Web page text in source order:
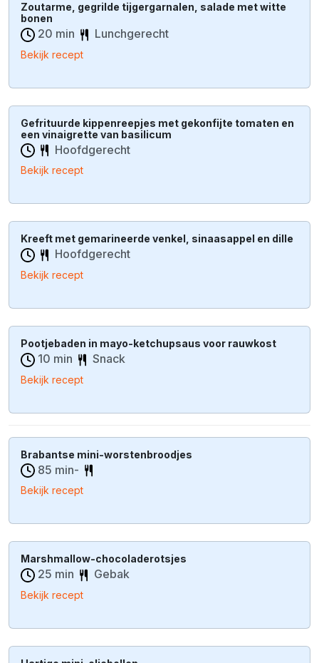
Zoutarme, gegrilde tijgergarnalen, salade met witte
bonen
20 min Lunchgerecht
Bekijk recept
Gefrituurde kippenreepjes met gekonfijte tomaten en
een vinaigrette van basilicum
Hoofdgerecht
Bekijk recept
Kreeft met gemarineerde venkel, sinaasappel en dille
Hoofdgerecht
Bekijk recept
Pootjebaden in mayo-ketchupsaus voor rauwkost
10 min Snack
Bekijk recept
Brabantse mini-worstenbroodjes
85 min-
Bekijk recept
Marshmallow-chocoladerotsjes
25 min Gebak
Bekijk recept